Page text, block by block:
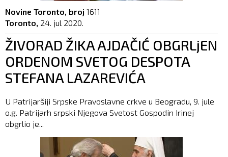
Novine Toronto, broj 1611
Toronto, 24. jul 2020.
ŽIVORAD ŽIKA AJDAČIĆ OBGRLjEN
ORDENOM SVETOG DESPOTA
STEFANA LAZAREVIĆA
U Patrijaršiji Srpske Pravoslavne crkve u Beogradu, 9. jule
o.g. Patrijarh srpski Njegova Svetost Gospodin Irinej
obgrlio je...